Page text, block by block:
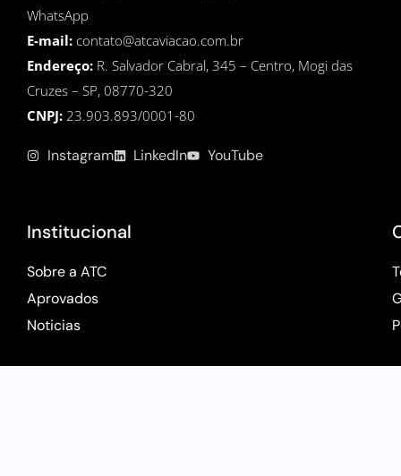
WhatsApp
E-mail: contato@atcaviacao.com.br
Endereço: R. Salvador Cabral, 345 – Centro, Mogi das
Cruzes – SP, 08770-320
CNPJ: 23.903.893/0001-80
Instagram LinkedIn YouTube
Institucional
Sobre a ATC
Aprovados
Noticias